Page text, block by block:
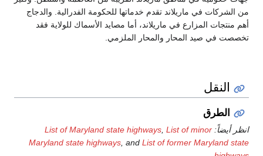
خدماتها للحكومة الفدرالية. والدجاج
أما مصايد الأسماك للولاية فقد
الملزمي.
List of Maryland state
Maryland state highways, and